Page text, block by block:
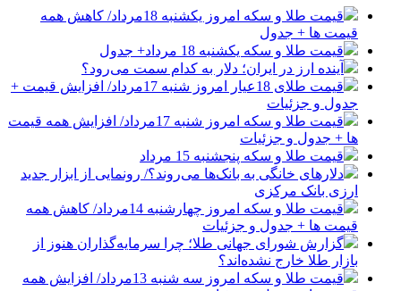
قیمت طلا و سکه امروز یکشنبه 18مرداد/ کاهش همه
قیمت ها + جدول
قیمت طلا و سکه یکشنبه 18 مرداد+ جدول
آینده ارز در ایران؛ دلار به کدام سمت می‌رود؟
قیمت طلای 18عیار امروز شنبه 17مرداد/ افزایش قیمت +
جدول و جزئیات
قیمت طلا و سکه امروز شنبه 17مرداد/ افزایش همه قیمت
ها + جدول و جزئیات
قیمت طلا و سکه پنجشنبه 15 مرداد
دلارهای خانگی به بانک‌ها می‌روند؟/ رونمایی از ابزار جدید
ارزی بانک مرکزی
قیمت طلا و سکه امروز چهارشنبه 14مرداد/ کاهش همه
قیمت ها + جدول و جزئیات
گزارش شورای جهانی طلا؛ چرا سرمایه‌گذاران هنوز از
بازار طلا خارج نشده‌اند؟
قیمت طلا و سکه امروز سه شنبه 13مرداد/ افزایش همه